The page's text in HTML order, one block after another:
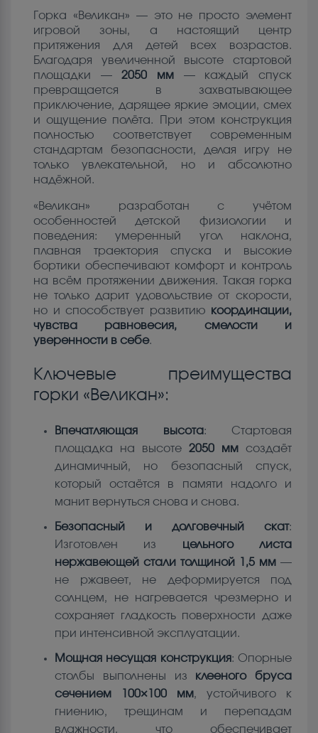
Горка «Великан» — это не просто элемент
игровой зоны, а настоящий центр
притяжения для детей всех возрастов.
Благодаря увеличенной высоте стартовой
площадки —2050 мм — каждый спуск
превращается в захватывающее
приключение, дарящее яркие эмоции, смех
и ощущение полёта. При этом конструкция
полностью соответствует современным
стандартам безопасности, делая игру не
только увлекательной, но и абсолютно
надёжной.
«Великан» разработан с учётом
особенностей детской физиологии и
поведения: умеренный угол наклона,
плавная траектория спуска и высокие
бортики обеспечивают комфорт и контроль
на всём протяжении движения. Такая горка
не только дарит удовольствие от скорости,
но и способствует развитию координации,
чувства равновесия, смелости и
уверенности в себе.
Ключевые преимущества
горки «Великан»:
Впечатляющая высота: Стартовая
площадка на высоте 2050 мм создаёт
динамичный, но безопасный спуск,
который остаётся в памяти надолго и
манит вернуться снова и снова.
Безопасный и долговечный скат:
Изготовлен из цельного листа
нержавеющей стали толщиной 1,5 мм —
не ржавеет, не деформируется под
солнцем, не нагревается чрезмерно и
сохраняет гладкость поверхности даже
при интенсивной эксплуатации.
Мощная несущая конструкция: Опорные
столбы выполнены из клееного бруса
сечением 100×100 мм, устойчивого к
гниению, трещинам и перепадам
влажности, что обеспечивает